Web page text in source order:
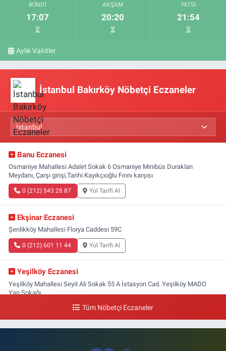
İKINDI
17:07
AKŞAM
20:20
YATSI
21:54
Aylık Vakitler
İstanbul Bakırköy Nöbetçi Eczaneler
Banu Eczanesi
Osmaniye Mahallesi Adalet Sokak 6 Osmaniye Minibüs Durakları
Meydanı, Çarşı girişi,Tarihi Kayıkçıoğlu Fırını karşısı
0 (212) 543 28 87 Yol Tarifi Al
Ekşinar Eczanesi
Şenlikköy Mahallesi Florya Caddesi 59C
0 (212) 601 11 44 Yol Tarifi Al
Yeşilköy Eczanesi
Yeşilköy Mahallesi Seyit Ali Sokak 55 A İstasyon Cad. Yeşilköy MADO
Yan Sokağı
Yol Tarifi Al
Ataköy 3-4-11. Kısım Mahallesi Dr. Remzi Kazancıgil Caddesi Ataköy
Tüm Nöbetçi Eczaneler